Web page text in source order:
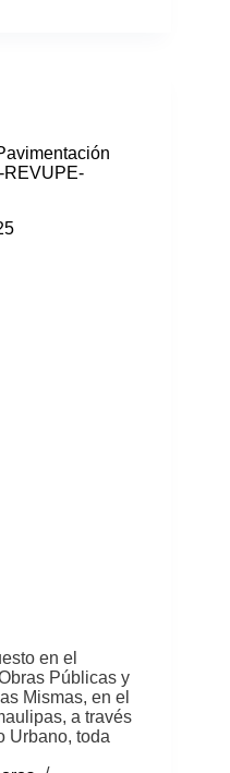
REVUPE-
en el
Públicas y
Mismas, en el
a través
Urbano, toda